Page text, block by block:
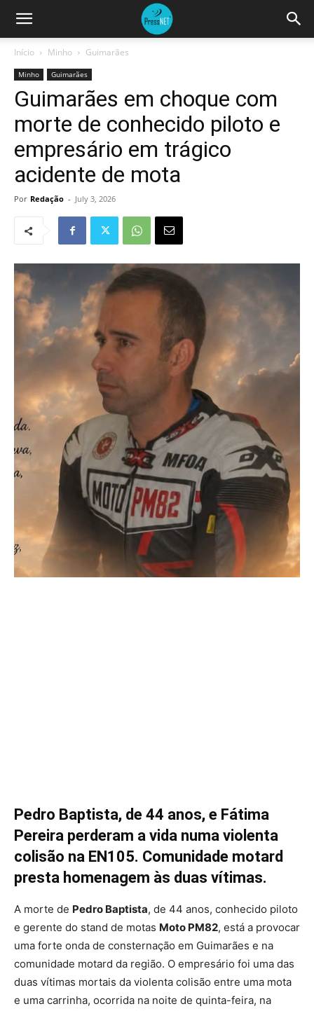
Início Minho Guimarães
Minho Guimarães
Guimarães em choque com
morte de conhecido piloto e
empresário em trágico
acidente de mota
Por Redação - July 3, 2026
Pedro Baptista, de 44 anos, e Fátima
Pereira perderam a vida numa violenta
colisão na EN105. Comunidade motard
presta homenagem às duas vítimas.
A morte de Pedro Baptista, de 44 anos, conhecido piloto
e gerente do stand de motas Moto PM82, está a provocar
uma forte onda de consternação em Guimarães e na
comunidade motard da região. O empresário foi uma das
duas vítimas mortais da violenta colisão entre uma mota
e uma carrinha, ocorrida na noite de quinta-feira, na